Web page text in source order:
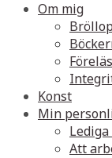
Om mig
Konst
Min
Att